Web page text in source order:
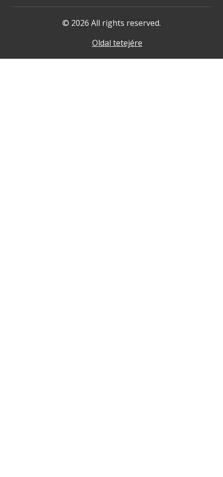
© 2026 All rights reserved.
Oldal tetejére